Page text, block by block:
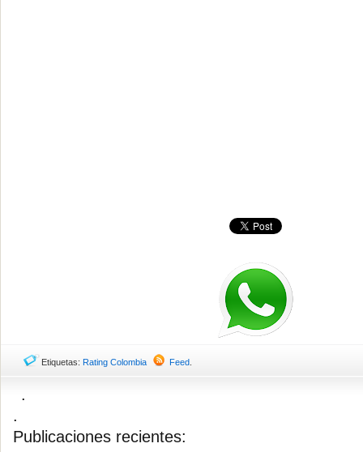
Etiquetas: Rating Colombia Feed
.
.
Publicaciones recientes: